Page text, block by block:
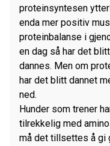
proteinsyntesen
enda mer positiv
proteinbalanse i
en dag så har det
dannes. Men om
har det blitt dannet
ned.
Hunder som trener
tilrekkelig med
må det tillsettes å gi